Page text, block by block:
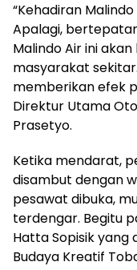
“Kehadiran
Apalagi,
Malindo Air ini
masyarakat
memberikan efek
Direktur Utama
Prasetyo.
Ketika mendarat,
disambut dengan
pesawat dibuka,
terdengar. Begitu
Hatta Sopisik yang
Budaya Kreatif